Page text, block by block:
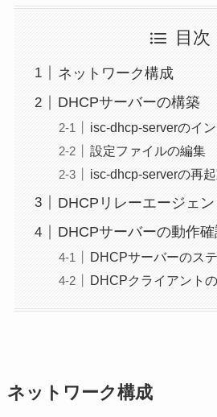
目次
ネットワーク構成
DHCPサーバーの構築
isc-dhcp-serverのイ
設定ファイルの編集
isc-dhcp-serverの再
DHCPリレーエージェ
DHCPサーバーの動作
DHCPサーバーのス
DHCPクライアント
ネットワーク構成